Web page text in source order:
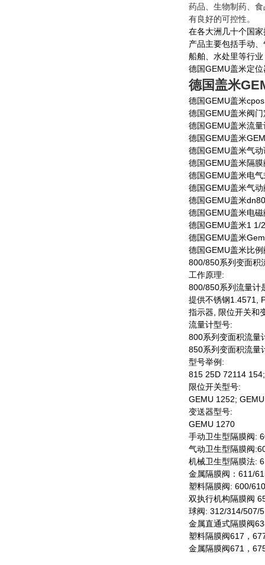
药品、生物制药、
有良好的可控性。
在各大洲几十个国
产品主要包括手动
船舶、水处里等行
德国GEMU盖米定
德国盖米
德国GEMU盖米
德国GEMU盖米阀
德国GEMU盖米流
德国GEMU盖米
德国GEMU盖米气
德国GEMU盖米隔
德国GEMU盖米电
德国GEMU盖米气
德国GEMU盖米
德国GEMU盖米电
德国GEMU盖米1 1/
德国GEMU盖米
德国GEMU盖米比
800/850系列变面积
工作原理:
800/850系列流量计
提供不锈钢1.4571,
指示器, 限位开关和
流量计型号:
800系列变面积流
850系列变面积流
型号举例:
815 25D 72114
限位开关型号:
GEMU 1252;
变送器型号:
GEMU 1270
手动卫生型隔膜阀:
气动卫生型隔膜阀
机械卫生型隔膜法:
金属隔膜阀：611/
塑料隔膜阀: 600/
双执行机构隔膜阀
球阀: 312/314/507/
金属直通式隔膜阀
塑料隔膜阀617，
金属隔膜阀671，